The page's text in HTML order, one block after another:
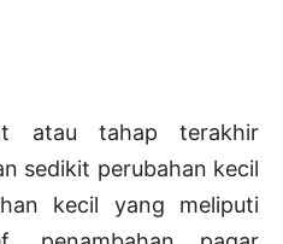
atau tahap terakhir
sedikit perubahan kecil
kecil yang meliputi